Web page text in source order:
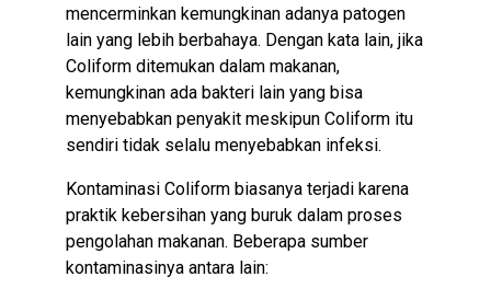
mencerminkan kemungkinan adanya patogen
lain yang lebih berbahaya. Dengan kata lain, jika
Coliform ditemukan dalam makanan,
kemungkinan ada bakteri lain yang bisa
menyebabkan penyakit meskipun Coliform itu
sendiri tidak selalu menyebabkan infeksi.
Kontaminasi Coliform biasanya terjadi karena
praktik kebersihan yang buruk dalam proses
pengolahan makanan. Beberapa sumber
kontaminasinya antara lain: